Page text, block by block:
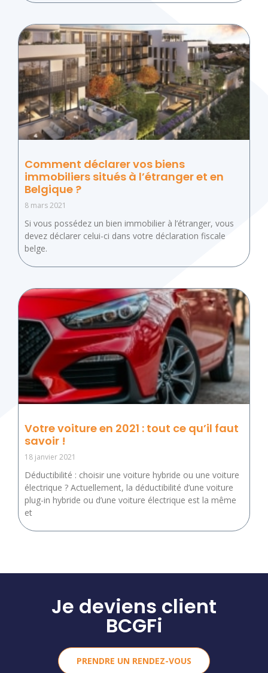
Comment déclarer vos biens
immobiliers situés à l’étranger et en
Belgique ?
8 mars 2021
Si vous possédez un bien immobilier à l’étranger, vous
devez déclarer celui-ci dans votre déclaration fiscale
belge.
Votre voiture en 2021 : tout ce qu’il faut
savoir !
18 janvier 2021
Déductibilité : choisir une voiture hybride ou une voiture
électrique ? Actuellement, la déductibilité d’une voiture
plug-in hybride ou d’une voiture électrique est la même
et
Je deviens client
BCGFi
PRENDRE UN RENDEZ-VOUS